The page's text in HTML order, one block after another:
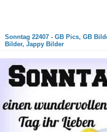
Sonntag 22407 - GB Pics, GB
Bilder, Jappy Bilder